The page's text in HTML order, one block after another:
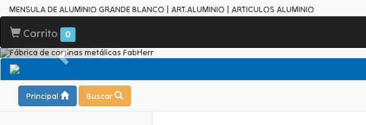
MENSULA DE ALUMINIO GRANDE BLANCO | ART.ALUMINIO | ARTICULOS ALUMINIO
Carrito 0
Principal Buscar